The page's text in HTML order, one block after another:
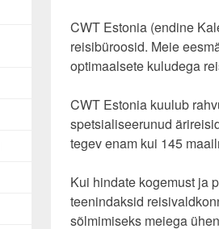
CWT Estonia (endine
reisibüroosid. Meie
optimaalsete kuludega
CWT Estonia kuulub
spetsialiseerunud
tegev enam kui 145
Kui hindate kogemust ja
teenindaksid
sõlmimiseks meiega